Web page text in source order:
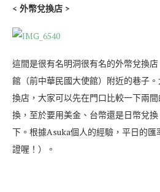
< 外幣兌換店 >
這間是很有名明洞很有名的外幣兌換
館（前中華民國大使館）附近的巷子
換店，大家可以先在門口比較一下兩
換，至於要用美金、台幣還是日幣兌
下。根據Asuka個人的經驗，平日的
證喔！）。